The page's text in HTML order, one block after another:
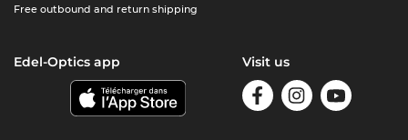
Free outbound and return shipping
Edel-Optics app Visit us